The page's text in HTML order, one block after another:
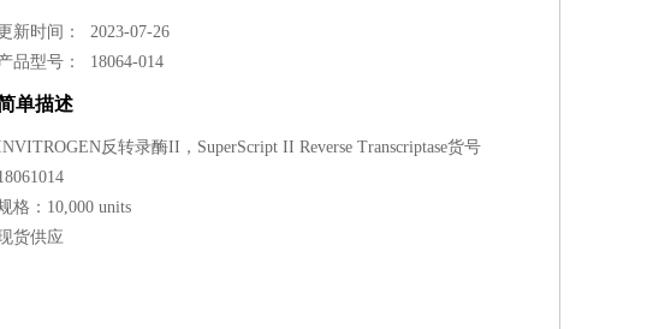
新时间： 2023-07-26
品型号： 18064-014
单描述
反转录酶II，SuperScript II Reverse Transcriptase货号
格：10,000 units
货供应